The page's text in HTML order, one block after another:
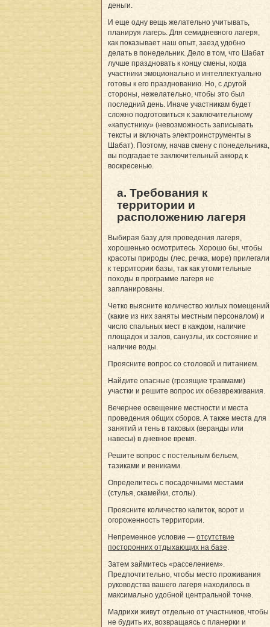
деньги.
И еще одну вещь желательно учитывать,
планируя лагерь. Для семидневного лагеря,
как показывает наш опыт, заезд удобно
делать в понедельник. Дело в том, что Шабат
лучше праздновать к концу смены, когда
участники эмоционально и интеллектуально
готовы к его празднованию. Но, с другой
стороны, нежелательно, чтобы это был
последний день. Иначе участникам будет
сложно подготовиться к заключительному
«капустнику» (невозможность записывать
тексты и включать электроинструменты в
Шабат). Поэтому, начав смену с понедельника,
вы подгадаете заключительный аккорд к
воскресенью.
а. Требования к
территории и
расположению лагеря
Выбирая базу для проведения лагеря,
хорошенько осмотритесь. Хорошо бы, чтобы
красоты природы (лес, речка, море) прилегали
к территории базы, так как утомительные
походы в программе лагеря не
запланированы.
Четко выясните количество жилых помещений
(какие из них заняты местным персоналом) и
число спальных мест в каждом, наличие
площадок и залов, санузлы, их состояние и
наличие воды.
Проясните вопрос со столовой и питанием.
Найдите опасные (грозящие травмами)
участки и решите вопрос их обезвреживания.
Вечернее освещение местности и места
проведения общих сборов. А также места для
занятий и тень в таковых (веранды или
навесы) в дневное время.
Решите вопрос с постельным бельем,
тазиками и вениками.
Определитесь с посадочными местами
(стулья, скамейки, столы).
Проясните количество калиток, ворот и
огороженность территории.
Непременное условие — отсутствие
посторонних отдыхающих на базе.
Затем займитесь «расселением».
Предпочтительно, чтобы место проживания
руководства вашего лагеря находилось в
максимально удобной центральной точке.
Мадрихи живут отдельно от участников, чтобы
не будить их, возвращаясь с планерки и